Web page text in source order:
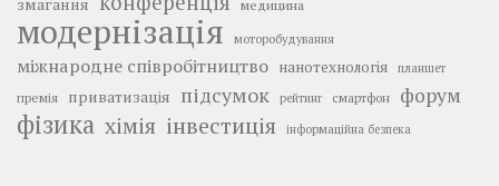
медицина
модернізація моторобудування
міжнародне співробітництво нанотехнологія планшет
премія приватизація підсумок рейтинг смартфон форум
фізика хімія інвестиція інформаційна безпека